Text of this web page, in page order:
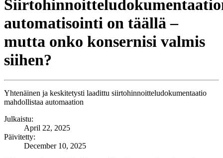
automatisointi on täällä –
mutta onko konsernisi valmis
siihen?
Yhtenäinen ja keskitetysti laadittu siirtohinnoitteludokumentaatio
mahdollistaa automaation
Julkaistu:
April 22, 2025
Päivitetty:
December 10, 2025